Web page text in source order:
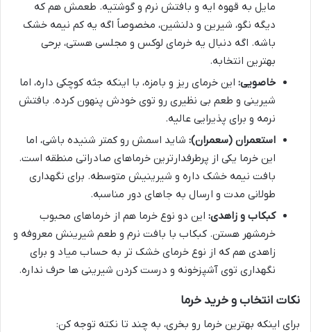
مایل به قهوه ایه و بافتش نرم و گوشتیه. طعمش هم که
دیگه نگو، شیرین و دلنشین، مخصوصاً اگه یه کم نیمه خشک
باشه. اگه دنبال یه خرمای لوکس و مجلسی هستی، برحی
بهترین انتخابه.
خاصویی: این خرمای ریز و بامزه، با اینکه جثه کوچکی داره، اما
شیرینی و طعم بی نظیری رو توی خودش پنهون کرده. بافتش
نرمه و برای پذیرایی عالیه.
استعمران (سعمران): شاید اسمش رو کمتر شنیده باشی، اما
این خرما یکی از پرطرفدارترین خرماهای صادراتی منطقه است.
بافت نیمه خشک داره و شیرینیش متوسطه. برای نگهداری
طولانی مدت و ارسال به جاهای دور مناسبه.
کبکاب و زاهدی: این دو نوع خرما هم از خرماهای محبوب
خرمشهر هستن. کبکاب با بافت نرم و طعم شیرینش معروفه و
زاهدی هم که از نوع خرمای خشک تر به حساب میاد و برای
نگهداری توی آشپزخونه و درست کردن شیرینی ها حرف نداره.
نکات انتخاب و خرید خرما
برای اینکه بهترین خرما رو بخری، به چند تا نکته توجه کن: